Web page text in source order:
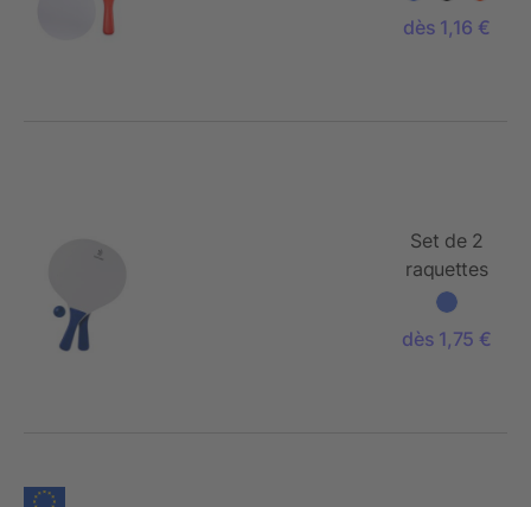
dès 1,16 €
Set de 2
raquettes
de plage
dès 1,75 €